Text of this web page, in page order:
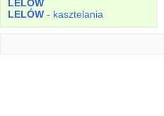
LELÓW
LELÓW - kasztelania